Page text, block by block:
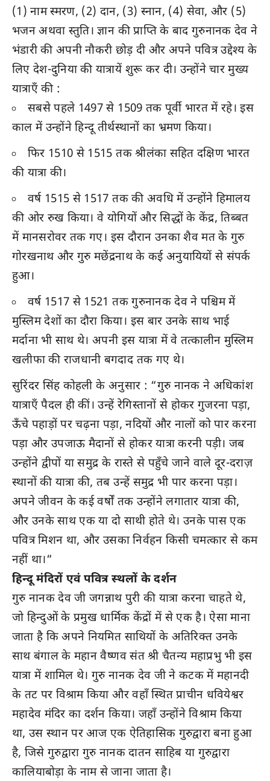
(1) नाम स्मरण, (2) दान, (3) स्नान, (4) सेवा, और (5)
भजन अथवा स्तुति। ज्ञान की प्राप्ति के बाद गुरुनानक देव ने
भंडारी की अपनी नौकरी छोड़ दी और अपने पवित्र उद्देश्य के
लिए देश-दुनिया की यात्रायें शुरू कर दी। उन्होंने चार मुख्य
यात्राएँ की :
सबसे पहले 1497 से 1509 तक पूर्वी भारत में रहे। इस
काल में उन्होंने हिन्दू तीर्थस्थानों का भ्रमण किया।
फिर 1510 से 1515 तक श्रीलंका सहित दक्षिण भारत
की यात्रा की।
वर्ष 1515 से 1517 तक की अवधि में उन्होंने हिमालय
की ओर रुख किया। वे योगियों और सिद्धों के केंद्र, तिब्बत
में मानसरोवर तक गए। इस दौरान उनका शैव मत के गुरु
गोरखनाथ और गुरु मछेंद्रनाथ के कई अनुयायियों से संपर्क
हुआ।
वर्ष 1517 से 1521 तक गुरुनानक देव ने पश्चिम में
मुस्लिम देशों का दौरा किया। इस बार उनके साथ भाई
मर्दाना भी साथ थे। अपनी इस यात्रा में वे तत्कालीन मुस्लिम
खलीफा की राजधानी बगदाद तक गए थे।
सुरिंदर सिंह कोहली के अनुसार : “गुरु नानक ने अधिकांश
यात्राएँ पैदल ही कीं। उन्हें रेगिस्तानों से होकर गुजरना पड़ा,
ऊँचे पहाड़ों पर चढ़ना पड़ा, नदियों और नालों को पार करना
पड़ा और उपजाऊ मैदानों से होकर यात्रा करनी पड़ी। जब
उन्होंने द्वीपों या समुद्र के रास्ते से पहुँचे जाने वाले दूर-दराज़
स्थानों की यात्रा की, तब उन्हें समुद्र भी पार करना पड़ा।
अपने जीवन के कई वर्षों तक उन्होंने लगातार यात्रा की,
और उनके साथ एक या दो साथी होते थे। उनके पास एक
पवित्र मिशन था, और उसका निर्वहन किसी चमत्कार से कम
नहीं था।“
हिन्दू मंदिरों एवं पवित्र स्थलों के दर्शन
गुरु नानक देव जी जगन्नाथ पुरी की यात्रा करना चाहते थे,
जो हिन्दुओं के प्रमुख धार्मिक केंद्रों में से एक है। ऐसा माना
जाता है कि अपने नियमित साथियों के अतिरिक्त उनके
साथ बंगाल के महान वैष्णव संत श्री चैतन्य महाप्रभु भी इस
यात्रा में शामिल थे। गुरु नानक देव जी ने कटक में महानदी
के तट पर विश्राम किया और वहाँ स्थित प्राचीन धवियेश्वर
महादेव मंदिर का दर्शन किया। जहाँ उन्होंने विश्राम किया
था, उस स्थान पर आज एक ऐतिहासिक गुरुद्वारा बना हुआ
है, जिसे गुरुद्वारा गुरु नानक दातन साहिब या गुरुद्वारा
कालियाबोड़ा के नाम से जाना जाता है।